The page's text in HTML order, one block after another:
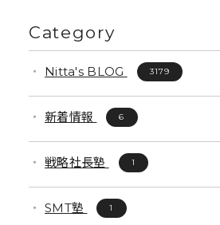
Category
Nitta's BLOG 3179
新着情報 6
戦略社長塾 1
SMT塾 1